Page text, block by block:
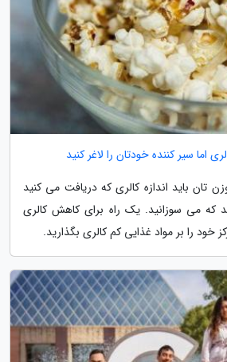
اما سیر کننده خودتان را لاغر کنید
تان باید اندازه کالری که دریافت می کنید
که می سوزانید. یک راه برای کاهش کالری
خود را بر مواد غذایی کم کالری بگذارید.